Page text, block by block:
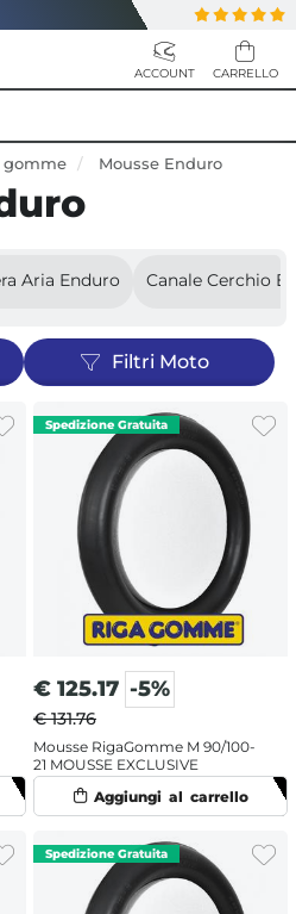
gomme Mousse Enduro
Aria Enduro Canale Cerchio
Filtri Moto
€ 125.17 -5%
€ 131.76
Mousse RigaGomme M 90/100-
21 MOUSSE EXCLUSIVE